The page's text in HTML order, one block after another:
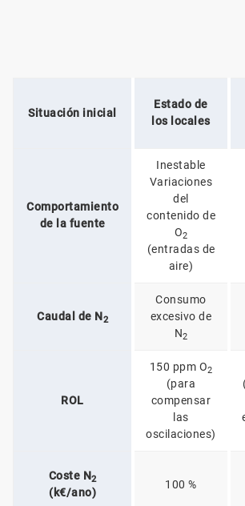
Situación inicial
Estado de
los locales
Comportamiento
de la fuente
Inestable
Variaciones
del
contenido de
O2
(entradas de
aire)
Caudal de N2
Consumo
excesivo de
N2
ROL
150 ppm O2
(para
compensar
las
oscilaciones)
Coste N2
(k€/ano)
100 %